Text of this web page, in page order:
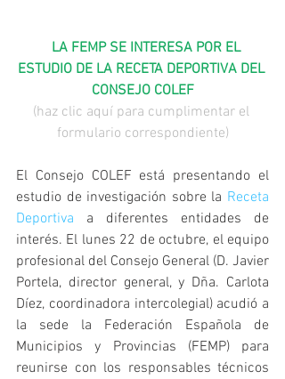
LA FEMP SE INTERESA POR EL
ESTUDIO DE LA RECETA DEPORTIVA DEL
CONSEJO COLEF
(haz clic aquí para cumplimentar el
formulario correspondiente)
El Consejo COLEF está presentando el
estudio de investigación sobre la Receta
Deportiva a diferentes entidades de
interés. El lunes 22 de octubre, el equipo
profesional del Consejo General (D. Javier
Portela, director general, y Dña. Carlota
Díez, coordinadora intercolegial) acudió a
la sede la Federación Española de
Municipios y Provincias (FEMP) para
reunirse con los responsables técnicos